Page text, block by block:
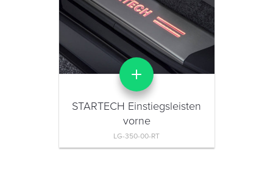
STARTECH Einstiegsleisten
vorne
LG-350-00-RT